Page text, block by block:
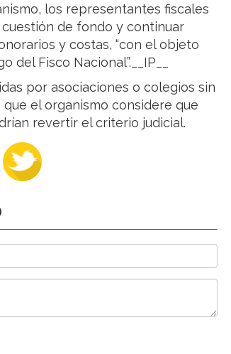
los representantes fiscales
de fondo y continuar
y costas, “con el objeto
Fisco Nacional”.__IP__
por asociaciones o colegios sin
el organismo considere que
revertir el criterio judicial.